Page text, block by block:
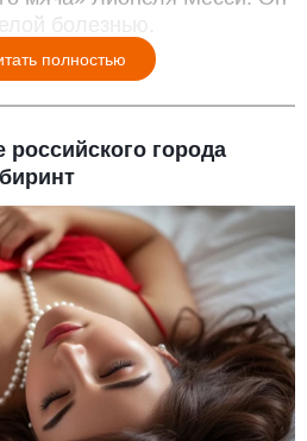
болезнью.
полностью
российского города